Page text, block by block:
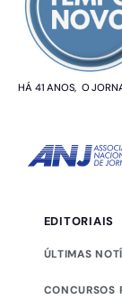
HÁ 41 ANOS, O
EDITORIAIS
ÚLTIMAS
CONCURSOS